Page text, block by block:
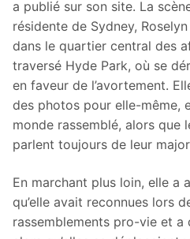
a publié sur son site. La
résidente de Sydney,
dans le quartier central des
traversé Hyde Park, où se
en faveur de l’avortement.
des photos pour elle-même,
monde rassemblé, alors que
parlent toujours de leur
En marchant plus loin, elle a
qu’elle avait reconnues lors
rassemblements pro-vie et a